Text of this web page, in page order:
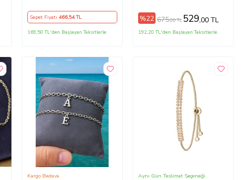
Sepet Fiyatı 466,54 TL
169,50 TL'den Başlayan Taksitlerle
%22 675,00 TL 529,00 TL
192,20 TL'den Başlayan Taksitlerle
Kargo Bedava Aynı Gün Teslimat Seçeneği